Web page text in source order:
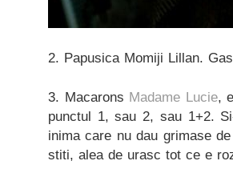
2. Papusica Momiji Lillan.
3. Macarons Madame Lucie,
punctul 1, sau 2, sau 1+2.
inima care nu dau grimase
stiti, alea de urasc tot ce e